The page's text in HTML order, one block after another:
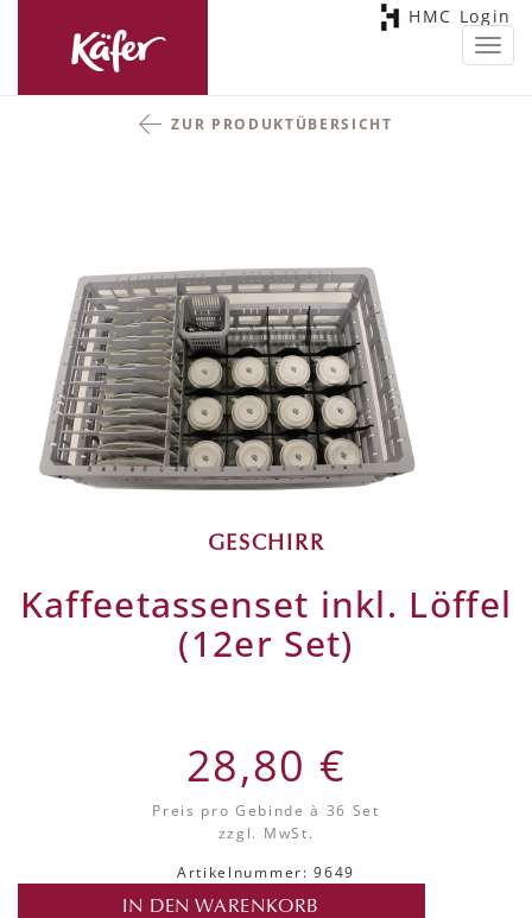
HMC Login
ZUR PRODUKTÜBERSICHT
GESCHIRR
Kaffeetassenset inkl. Löffel
(12er Set)
28,80 €
Preis pro Gebindeà 36 Set
zzgl. MwSt.
Artikelnummer: 9649
IN DEN WARENKORB